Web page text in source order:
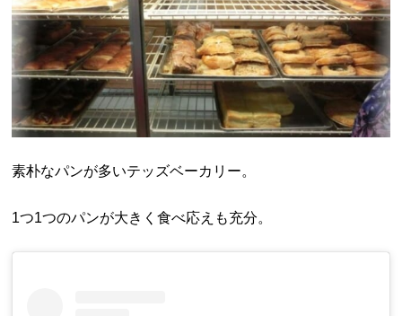
素朴なパンが多いテッズベーカリー。
1つ1つのパンが大きく食べ応えも充分。